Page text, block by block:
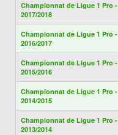
Championnat de Ligue 1 Pro -
2017/2018
Championnat de Ligue 1 Pro -
2016/2017
Championnat de Ligue 1 Pro -
2015/2016
Championnat de Ligue 1 Pro -
2014/2015
Championnat de Ligue 1 Pro -
2013/2014